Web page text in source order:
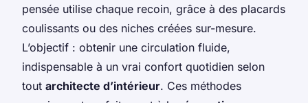
pensée utilise chaque recoin, grâce à des placards
coulissants ou des niches créées sur-mesure.
L’objectif : obtenir une circulation fluide,
indispensable à un vrai confort quotidien selon
tout architecte d’intérieur. Ces méthodes